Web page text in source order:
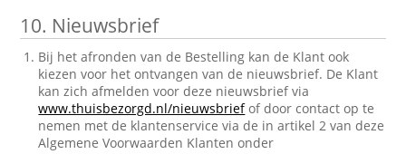
10. Nieuwsbrief
Bij het afronden van de Bestelling kan de Klant ook
kiezen voor het ontvangen van de nieuwsbrief. De Klant
kan zich afmelden voor deze nieuwsbrief via
www.thuisbezorgd.nl/nieuwsbriefof door contact op te
nemen met de klantenservice via de in artikel 2 van deze
Algemene Voorwaarden Klanten onder